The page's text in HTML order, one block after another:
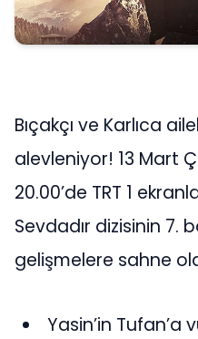
Bıçakçı ve Karlıca
alevleniyor! 13 Mart
20.00’de TRT 1
Sevdadır dizisinin 7.
gelişmelere sahne
Yasin’in Tufan’a